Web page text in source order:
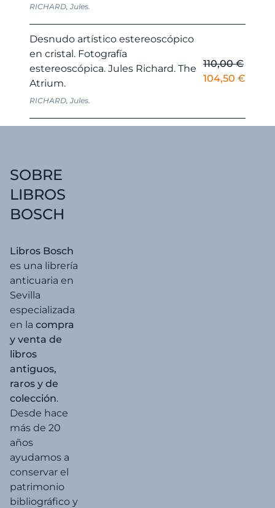
RICHARD, Jules.
era:
es:
Desnudo artístico estereoscópico
en cristal. Fotografía
estereoscópica. Jules Richard. The
Atrium.
RICHARD, Jules.
110,00€
El
era:
104,50 €
es:
SOBRE
LIBROS
BOSCH
Libros Bosch
es una librería
anticuaria en
Sevilla
especializada
en la compra
y venta de
libros
antiguos,
raros y de
colección.
Desde hace
más de 20
años
ayudamos a
conservar el
patrimonio
bibliográfico y